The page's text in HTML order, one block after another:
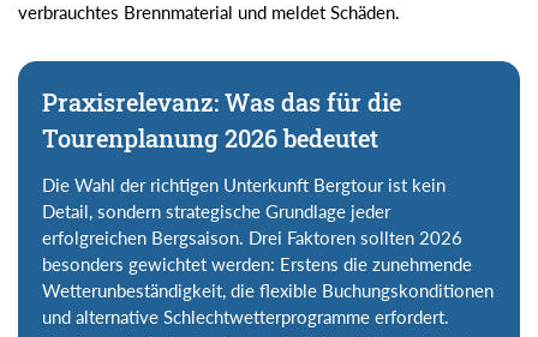
verbrauchtes Brennmaterial und meldet Schäden.
Praxisrelevanz: Was das für die
Tourenplanung 2026 bedeutet
Die Wahl der richtigen Unterkunft Bergtour ist kein
Detail, sondern strategische Grundlage jeder
erfolgreichen Bergsaison. Drei Faktoren sollten 2026
besonders gewichtet werden: Erstens die zunehmende
Wetterunbeständigkeit, die flexible Buchungskonditionen
und alternative Schlechtwetterprogramme erfordert.